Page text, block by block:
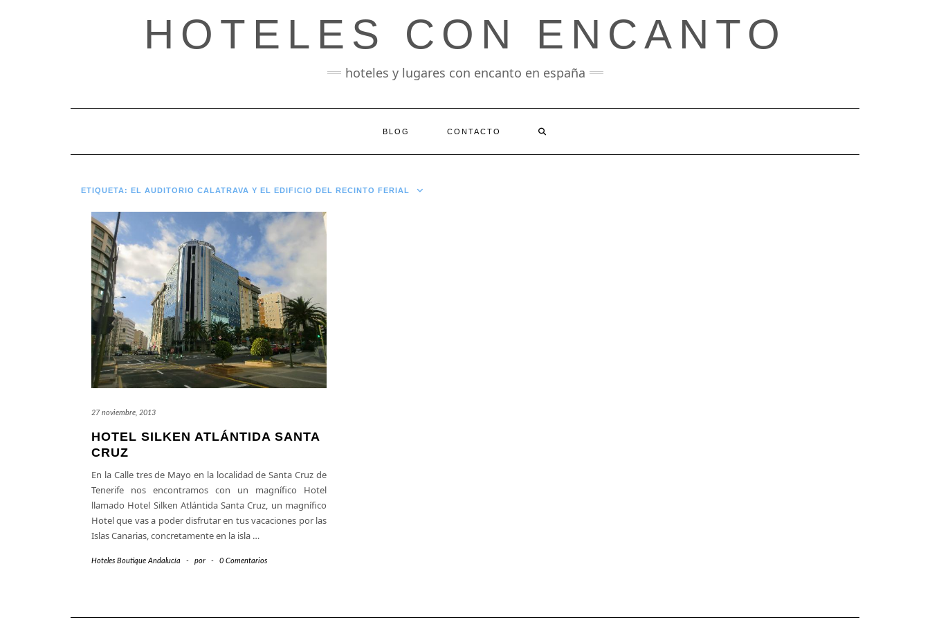
HOTELES CON ENCANTO
hoteles y lugares con encanto en españa
BLOG CONTACTO
ETIQUETA: EL AUDITORIO CALATRAVA Y EL EDIFICIO DEL RECINTO FERIAL
27 noviembre, 2013
HOTEL SILKEN ATLÁNTIDA SANTA
CRUZ
En la Calle tres de Mayo en la localidad de Santa Cruz de
Tenerife nos encontramos con un magnífico Hotel
llamado Hotel Silken Atlántida Santa Cruz, un magnífico
Hotel que vas a poder disfrutar en tus vacaciones por las
Islas Canarias, concretamente en la isla …
Hoteles Boutique Andalucía - por - 0 Comentarios